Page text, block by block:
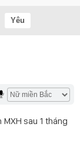
Yêu
sau 1 tháng